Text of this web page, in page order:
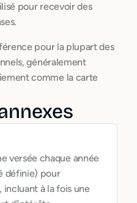
pour recevoir des
pour la plupart des
généralement
comme la carte
versée chaque année
définie) pour
à la fois une